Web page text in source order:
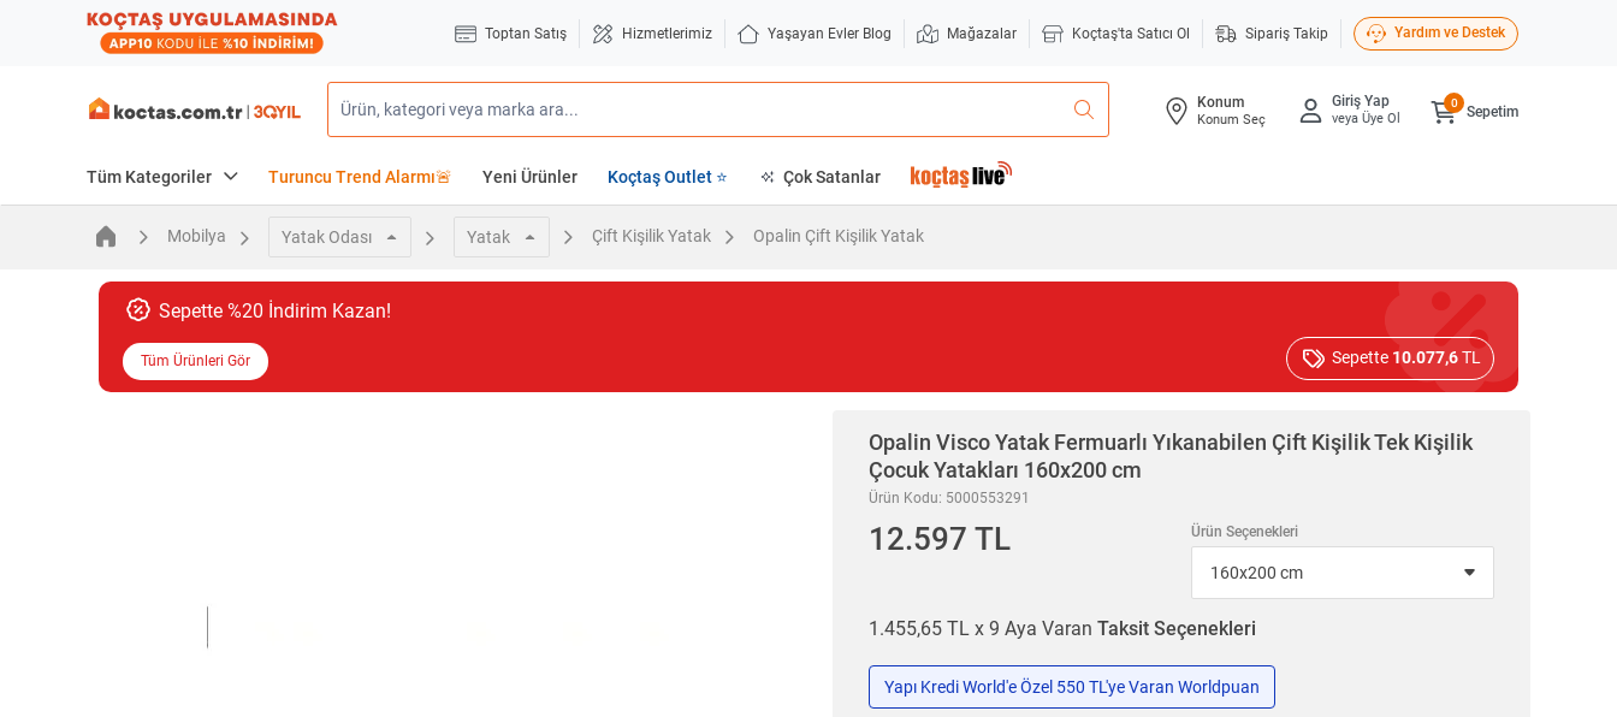
Toptan Satış Hizmetlerimiz Yaşayan Evler Blog Mağazalar Koçtaş'ta Satıcı Ol Sipariş Takip Yardım ve Destek
Konum
Konum Seç
Giriş Yap
veya Üye Ol Sepetim
0
Tüm Kategoriler Turuncu Trend Alarmı🚨 Yeni Ürünler Koçtaş Outlet ⭐ Çok Satanlar
Mobilya Yatak Odası Yatak Çift Kişilik Yatak Opalin Çift Kişilik Yatak
Sepette %20 İndirim Kazan!
Tüm Ürünleri Gör Sepette 10.077,6TL
Opalin Visco Yatak Fermuarlı Yıkanabilen Çift Kişilik Tek Kişilik
Çocuk Yatakları 160x200 cm
Ürün Kodu: 5000553291
12.597 TL Ürün Seçenekleri
1.455,65 TL x 9 Aya Varan Taksit Seçenekleri
Yapı Kredi World'e Özel 550 TL'ye Varan Worldpuan